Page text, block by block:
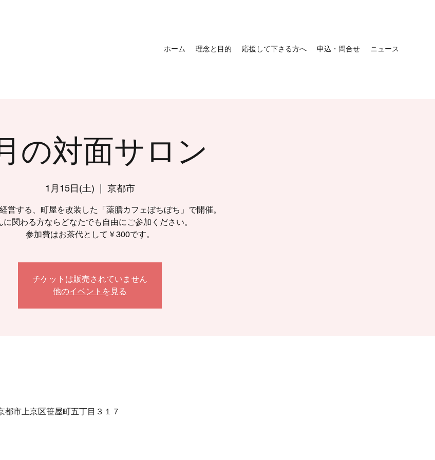
ホーム 理念と目的 応援して下さる方へ 申込・問合せ ニュース
の対面サロン
1月15日(土) 京都市
営する、町屋を改装した「薬膳カフェぼちぼち」で開催。
に関わる方ならどなたでも自由にご参加ください。
参加費はお茶代として￥300です。
チケットは販売されていません
他のイベントを見る
市上京区笹屋町五丁目３１７